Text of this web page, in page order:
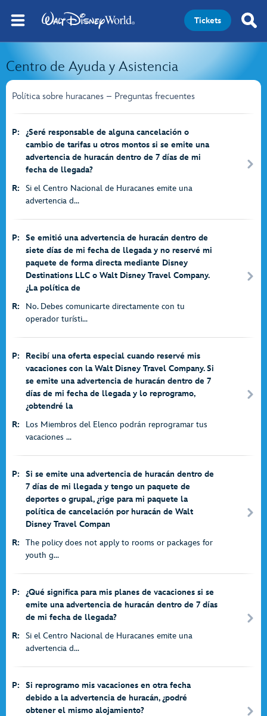
Tickets
Centro de Ayuda y Asistencia
Política sobre huracanes – Preguntas frecuentes
P:
¿Seré responsable de alguna cancelación o
cambio de tarifas u otros montos si se emite una
advertencia de huracán dentro de 7 días de mi
fecha de llegada?
R:
Si el Centro Nacional de Huracanes emite una
advertencia d...
P:
Se emitió una advertencia de huracán dentro de
siete días de mi fecha de llegada y no reservé mi
paquete de forma directa mediante Disney
Destinations LLC o Walt Disney Travel Company.
¿La política de
R:
No. Debes comunicarte directamente con tu
operador turísti...
P:
Recibí una oferta especial cuando reservé mis
vacaciones con la Walt Disney Travel Company. Si
se emite una advertencia de huracán dentro de 7
días de mi fecha de llegada y lo reprogramo,
¿obtendré la
R:
Los Miembros del Elenco podrán reprogramar tus
vacaciones ...
P:
Si se emite una advertencia de huracán dentro de
7 días de mi llegada y tengo un paquete de
deportes o grupal, ¿rige para mi paquete la
política de cancelación por huracán de Walt
Disney Travel Compan
R:
The policy does not apply to rooms or packages for
youth g...
P:
¿Qué significa para mis planes de vacaciones si se
emite una advertencia de huracán dentro de 7 días
de mi fecha de llegada?
R:
Si el Centro Nacional de Huracanes emite una
advertencia d...
P:
Si reprogramo mis vacaciones en otra fecha
debido a la advertencia de huracán, ¿podré
obtener el mismo alojamiento?